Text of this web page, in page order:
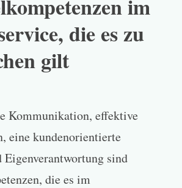
im
die es zu
gilt
Kommunikation, effektive
eine kundenorientierte
Eigenverantwortung sind
die es im